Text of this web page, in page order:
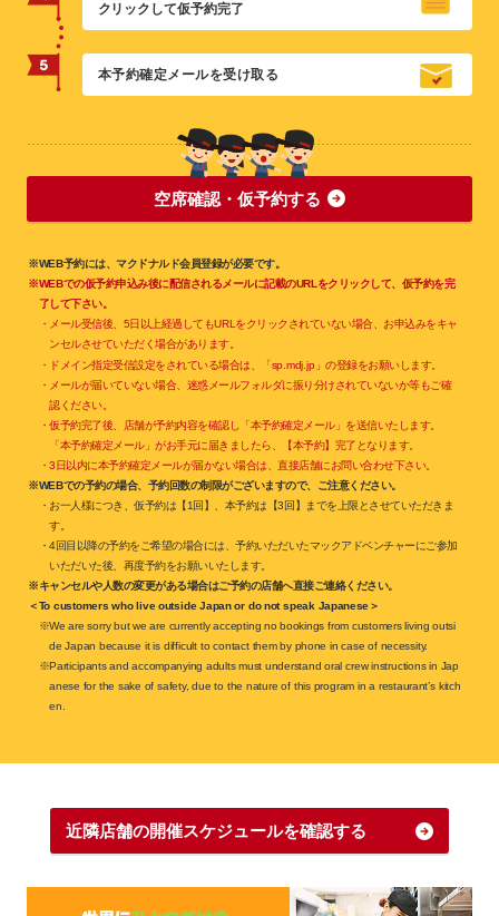
クリックして仮予約完了
本予約確定メールを受け取る
空席確認・仮予約する
※WEB予約には、マクドナルド会員登録が必要です。
※WEBでの仮予約申込み後に配信されるメールに記載のURLをクリックして、仮予約を完
了して下さい。
・メール受信後、5日以上経過してもURLをクリックされていない場合、お申込みをキャ
ンセルさせていただく場合があります。
・ドメイン指定受信設定をされている場合は、「sp.mdj.jp」の登録をお願いします。
・メールが届いていない場合、迷惑メールフォルダに振り分けされていないか等もご確
認ください。
・仮予約完了後、店舗が予約内容を確認し「本予約確定メール」を送信いたします。
「本予約確定メール」がお手元に届きましたら、【本予約】完了となります。
・3日以内に本予約確定メールが届かない場合は、直接店舗にお問い合わせ下さい。
※WEBでの予約の場合、予約回数の制限がございますので、ご注意ください。
・お一人様につき、仮予約は【1回】、本予約は【3回】までを上限とさせていただきま
す。
・4回目以降の予約をご希望の場合には、予約いただいたマックアドベンチャーにご参加
いただいた後、再度予約をお願いいたします。
※キャンセルや人数の変更がある場合はご予約の店舗へ直接ご連絡ください。
＜To customers who live outside Japan or do not speak Japanese＞
※We are sorry but we are currently accepting no bookings from customers living outsi
de Japan because it is difficult to contact them by phone in case of necessity.
※Participants and accompanying adults must understand oral crew instructions in Jap
anese for the sake of safety, due to the nature of this program in a restaurant’s kitch
en.
近隣店舗の開催スケジュールを確認する